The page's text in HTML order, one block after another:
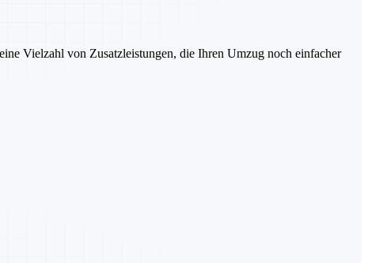
Vielzahl von Zusatzleistungen, die Ihren Umzug noch einfacher